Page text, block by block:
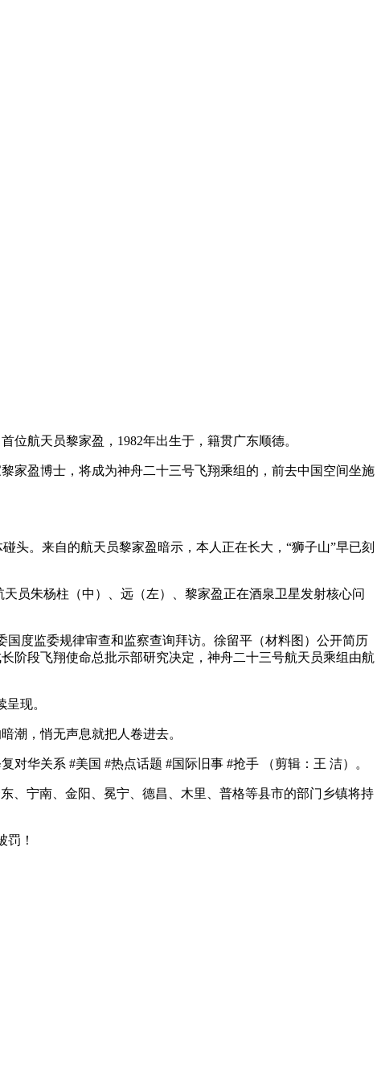
航天员黎家盈，1982年出生于，籍贯广东顺德。
盈博士，将成为神舟二十三号飞翔乘组的，前去中国空间坐施
。来自的航天员黎家盈暗示，本人正在长大，“狮子山”早已刻
朱杨柱（中）、远（左）、黎家盈正在酒泉卫星发射核心问
度监委规律审查和监察查询拜访。徐留平（材料图）公开简历
阶段飞翔使命总批示部研究决定，神舟二十三号航天员乘组由航
现。
，悄无声息就把人卷进去。
华关系 #美国 #热点话题 #国际旧事 #抢手 （剪辑：王 洁）。
宁南、金阳、冕宁、德昌、木里、普格等县市的部门乡镇将持
！